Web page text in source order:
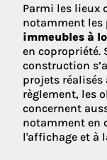
Parmi les lieux
notamment les
immeubles à
en copropriété.
construction
projets réalisés
règlement, les
concernent
notamment en
l'affichage et à